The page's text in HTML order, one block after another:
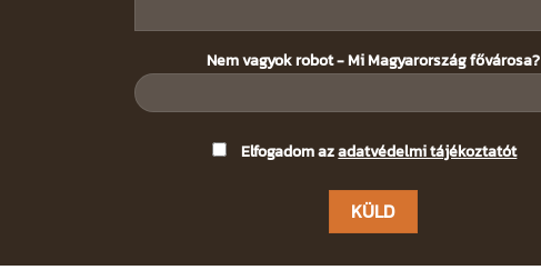
Nem vagyok robot - Mi Magyarország fővárosa?
Elfogadom azadatvédelmi tájékoztatót